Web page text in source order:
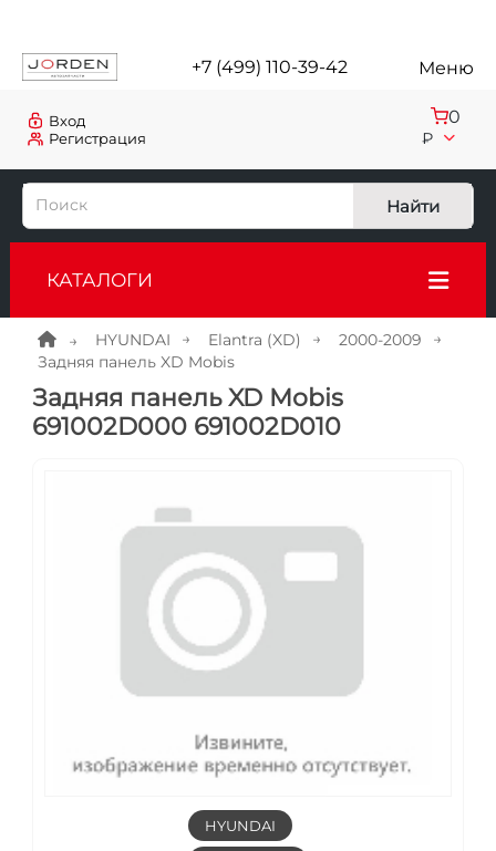
+7 (499) 110-39-42 Меню
Регистрация
Вход 0
₽
Найти
КАТАЛОГИ
HYUNDAI Elantra (XD)
2000-2009
Задняя панель XD Mobis
Задняя панель XD Mobis
691002D000 691002D010
HYUNDAI